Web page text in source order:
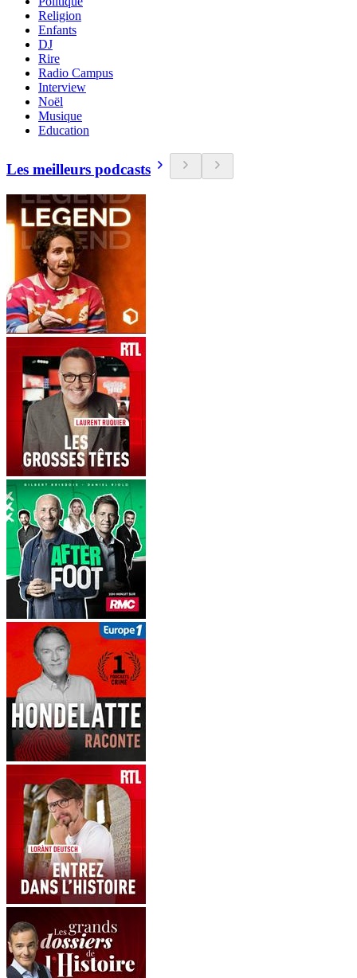
Religion
Enfants
DJ
Rire
Radio Campus
Interview
Noël
Musique
Education
Les meilleurs podcasts